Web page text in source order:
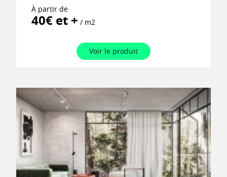
À partir de
40€ et + / m2
Voir le produit